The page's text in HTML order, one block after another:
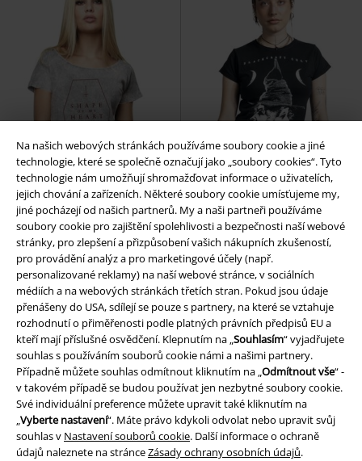
Na našich webových stránkách používáme soubory cookie a jiné
technologie, které se společně označují jako „soubory cookies“. Tyto
technologie nám umožňují shromažďovat informace o uživatelích,
jejich chování a zařízeních. Některé soubory cookie umísťujeme my,
jiné pocházejí od našich partnerů. My a naši partneři používáme
soubory cookie pro zajištění spolehlivosti a bezpečnosti naší webové
stránky, pro zlepšení a přizpůsobení vašich nákupních zkušeností,
pro provádění analýz a pro marketingové účely (např.
personalizované reklamy) na naší webové stránce, v sociálních
médiích a na webových stránkách třetích stran. Pokud jsou údaje
přenášeny do USA, sdílejí se pouze s partnery, na které se vztahuje
rozhodnutí o přiměřenosti podle platných právních předpisů EU a
kteří mají příslušné osvědčení. Klepnutím na „Souhlasím“ vyjadřujete
souhlas s používáním souborů cookie námi a našimi partnery.
Případně můžete souhlas odmítnout kliknutím na „Odmítnout vše“ -
v takovém případě se budou používat jen nezbytné soubory cookie.
Své individuální preference můžete upravit také kliknutím na
„Vyberte nastavení“. Máte právo kdykoli odvolat nebo upravit svůj
souhlas v Nastavení souborů cookie. Další informace o ochraně
údajů naleznete na stránceZásady ochrany osobních údajů.
% Exkluzivní
Kč 223,00
Gothicana by EMP
Gothicana by
EMP
Tričko
% Téměř vyprodáno
Kč 549,00
Dívčí tričko Duality
Blackcraft
Cult
Tričko